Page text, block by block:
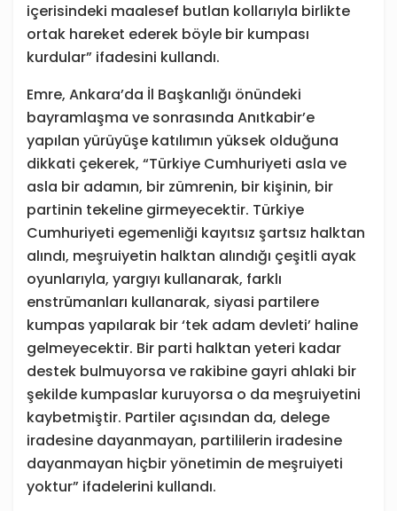
içerisindeki maalesef butlan kollarıyla birlikte
ortak hareket ederek böyle bir kumpası
kurdular” ifadesini kullandı.
Emre, Ankara’da İl Başkanlığı önündeki
bayramlaşma ve sonrasında Anıtkabir’e
yapılan yürüyüşe katılımın yüksek olduğuna
dikkati çekerek, “Türkiye Cumhuriyeti asla ve
asla bir adamın, bir zümrenin, bir kişinin, bir
partinin tekeline girmeyecektir. Türkiye
Cumhuriyeti egemenliği kayıtsız şartsız halktan
alındı, meşruiyetin halktan alındığı çeşitli ayak
oyunlarıyla, yargıyı kullanarak, farklı
enstrümanları kullanarak, siyasi partilere
kumpas yapılarak bir ‘tek adam devleti’ haline
gelmeyecektir. Bir parti halktan yeteri kadar
destek bulmuyorsa ve rakibine gayri ahlaki bir
şekilde kumpaslar kuruyorsa o da meşruiyetini
kaybetmiştir. Partiler açısından da, delege
iradesine dayanmayan, partililerin iradesine
dayanmayan hiçbir yönetimin de meşruiyeti
yoktur” ifadelerini kullandı.